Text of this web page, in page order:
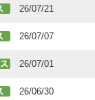
26/07/21
26/07/07
26/07/01
26/06/30